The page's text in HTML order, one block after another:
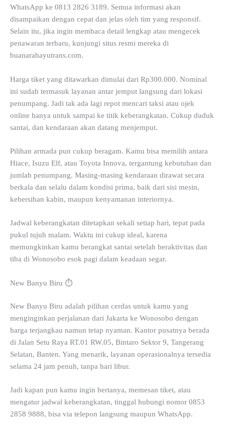
WhatsApp ke 0813 2826 3189. Semua informasi akan
disampaikan dengan cepat dan jelas oleh tim yang responsif.
Selain itu, jika ingin membaca detail lengkap atau mengecek
penawaran terbaru, kunjungi situs resmi mereka di
buanarahayutrans.com.
Harga tiket yang ditawarkan dimulai dari Rp300.000. Nominal
ini sudah termasuk layanan antar jemput langsung dari lokasi
penumpang. Jadi tak ada lagi repot mencari taksi atau ojek
online hanya untuk sampai ke titik keberangkatan. Cukup duduk
santai, dan kendaraan akan datang menjemput.
Pilihan armada pun cukup beragam. Kamu bisa memilih antara
Hiace, Isuzu Elf, atau Toyota Innova, tergantung kebutuhan dan
jumlah penumpang. Masing-masing kendaraan dirawat secara
berkala dan selalu dalam kondisi prima, baik dari sisi mesin,
kebersihan kabin, maupun kenyamanan interiornya.
Jadwal keberangkatan ditetapkan sekali setiap hari, tepat pada
pukul tujuh malam. Waktu ini cukup ideal, karena
memungkinkan kamu berangkat santai setelah beraktivitas dan
tiba di Wonosobo esok pagi dalam keadaan segar.
New Banyu Biru ⏱️
New Banyu Biru adalah pilihan cerdas untuk kamu yang
menginginkan perjalanan dari Jakarta ke Wonosobo dengan
harga terjangkau namun tetap nyaman. Kantor pusatnya berada
di Jalan Setu Raya RT.01 RW.05, Bintaro Sektor 9, Tangerang
Selatan, Banten. Yang menarik, layanan operasionalnya tersedia
selama 24 jam penuh, tanpa hari libur.
Jadi kapan pun kamu ingin bertanya, memesan tiket, atau
mengatur jadwal keberangkatan, tinggal hubungi nomor 0853
2858 9888, bisa via telepon langsung maupun WhatsApp.